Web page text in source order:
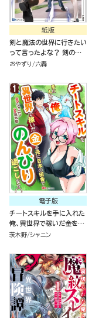
紙版
剣と魔法の世界に行きたい
って言ったよな？ 剣の魔
法じゃなくてさ？ ～ギフト
少女たちと駆け抜ける～
おやずり 六轟
電子版
チートスキルを手に入れた
俺、異世界で稼いだ金を元
に日本の田舎でのんびり過
版）
茨木野 シャニン